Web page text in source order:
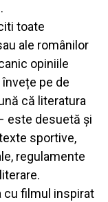
toate
ale românilor
opiniile
pe de
că literatura
este desuetă și
sportive,
regulamente
cu filmul inspirat